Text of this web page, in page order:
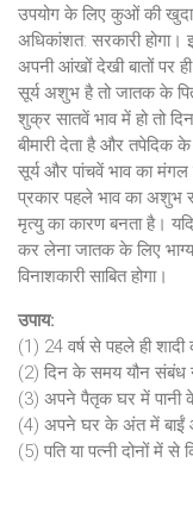
उपयोग के लिए कुओं की
अधिकांशत: सरकारी होगा।
अपनी आंखों देखी बातों पर
सूर्य अशुभ है तो जातक के
शुक्र सातवें भाव में हो तो
बीमारी देता है और
सूर्य और पांचवें भाव का
प्रकार पहले भाव का
मृत्यु का कारण बनता है।
कर लेना जातक के लिए
विनाशकारी साबित होगा।
उपाय:
(1) 24 वर्ष से पहले ही
(2) दिन के समय यौन संबंध
(3) अपने पैतृक घर में पानी
(4) अपने घर के अंत में बाईं
(5) पति या पत्नी दोनों में